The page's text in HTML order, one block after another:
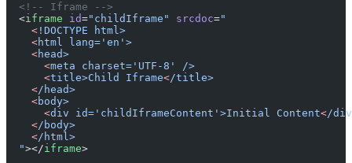
  <!-- Iframe -->
  <
iframe id="childIframe" srcdoc="
    <
!DOCTYPE html>
    <
html lang='en'>
    <
head>
      <
meta charset='UTF-8' />
      <
title>Child Iframe</title>
    <
/head>
    <
body>
      <
div id='childIframeContent'>Initial Content</
    <
/body>
    <
/html>
  "
></iframe>